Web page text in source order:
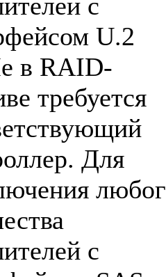
U.2
в RAID-
требуется
Для
с